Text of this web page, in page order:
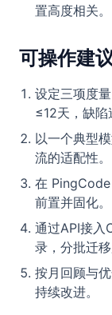
置高度相关。
可操作建
设定三项度
≤12天，缺陷
以一个典型
流的适配性。
在
前置并固化。
通过API接入
录，分批迁移
按月回顾与
持续改进。